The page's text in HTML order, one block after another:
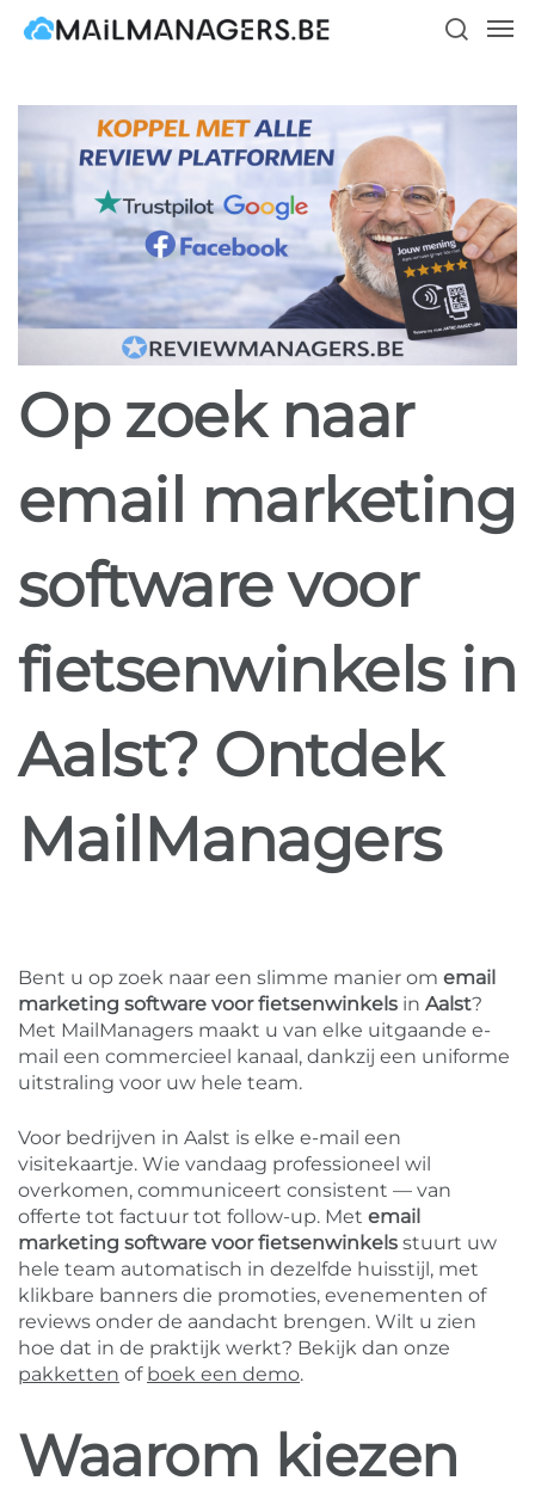
Skip
Op zoek naar
email marketing
software voor
fietsenwinkels in
Aalst? Ontdek
MailManagers
Bent u op zoek naar een slimme manier om email
marketing software voor fietsenwinkels in Aalst?
Met MailManagers maakt u van elke uitgaande e-
mail een commercieel kanaal, dankzij een uniforme
uitstraling voor uw hele team.
Voor bedrijven in Aalst is elke e-mail een
visitekaartje. Wie vandaag professioneel wil
overkomen, communiceert consistent — van
offerte tot factuur tot follow-up. Met email
marketing software voor fietsenwinkels stuurt uw
hele team automatisch in dezelfde huisstijl, met
klikbare banners die promoties, evenementen of
reviews onder de aandacht brengen. Wilt u zien
hoe dat in de praktijk werkt? Bekijk dan onze
pakketten of boek een demo.
Waarom kiezen